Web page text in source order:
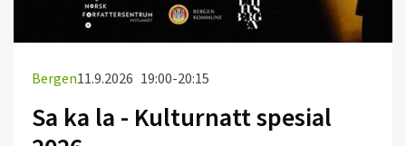
Bergen11.9.2026 19:00-20:15
Sa ka la - Kulturnatt spesial